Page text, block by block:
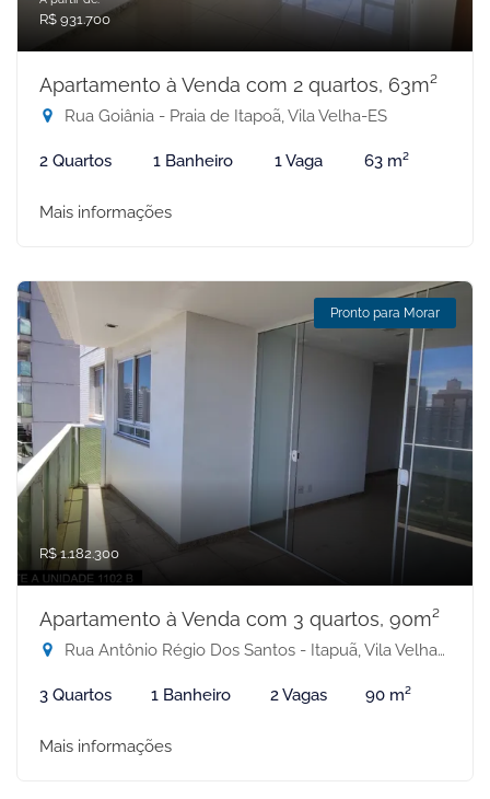
R$ 931.700
Apartamento à Venda com 2 quartos, 63m²
Rua Goiânia - Praia de Itapoã, Vila Velha-ES
2 Quartos 1 Banheiro 1 Vaga 63 m²
Mais informações
Pronto para Morar
R$ 1.182.300
Apartamento à Venda com 3 quartos, 90m²
Rua Antônio Régio Dos Santos - Itapuã, Vila Velha-ES
3 Quartos 1 Banheiro 2 Vagas 90 m²
Mais informações